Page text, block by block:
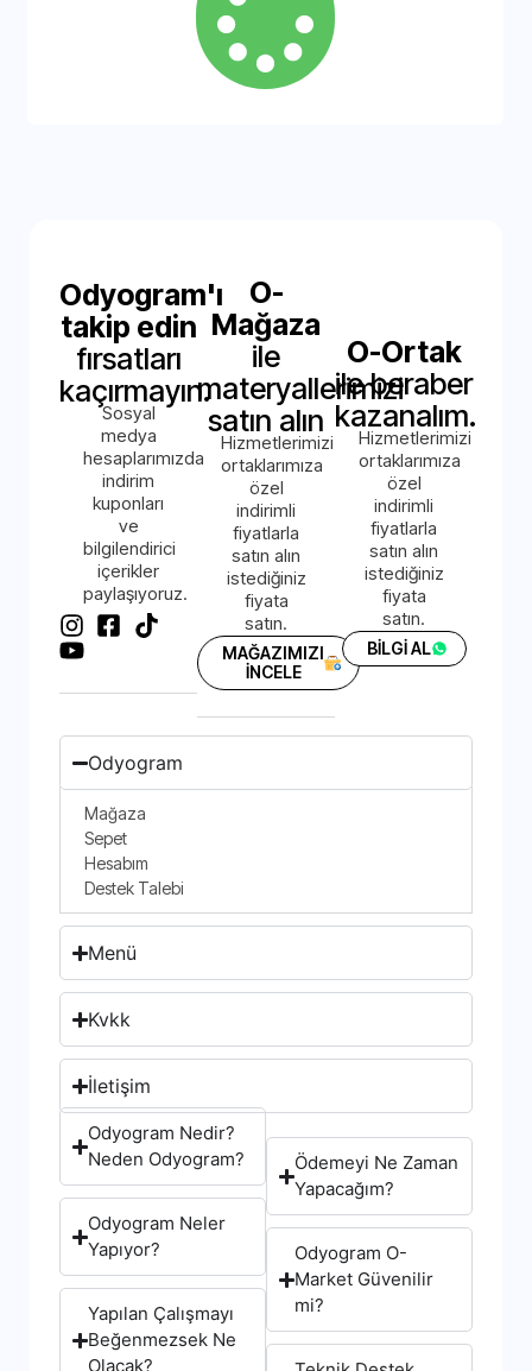
Odyogram'ı
takip edin
fırsatları
kaçırmayın.
Sosyal
medya
hesaplarımızda
indirim
kuponları
ve
bilgilendirici
içerikler
paylaşıyoruz.
O-
Mağaza
ile
materyallerimizi
satın alın
Hizmetlerimizi
ortaklarımıza
özel
indirimli
fiyatlarla
satın alın
istediğiniz
fiyata
satın.
MAĞAZIMIZI
İNCELE
O-Ortak
ile beraber
kazanalım.
Hizmetlerimizi
ortaklarımıza
özel
indirimli
fiyatlarla
satın alın
istediğiniz
fiyata
satın.
BİLGİ AL
Odyogram
Mağaza
Sepet
Hesabım
Destek Talebi
Menü
Kvkk
İletişim
Odyogram Nedir?
Neden Odyogram?
Odyogram Neler
Yapıyor?
Yapılan Çalışmayı
Beğenmezsek Ne
Olacak?
Ödemeyi Ne Zaman
Yapacağım?
Odyogram O-
Market Güvenilir
mi?